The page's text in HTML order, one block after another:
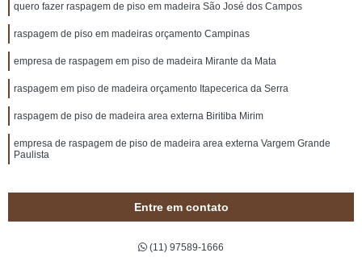
quero fazer raspagem de piso em madeira São José dos Campos
raspagem de piso em madeiras orçamento Campinas
empresa de raspagem em piso de madeira Mirante da Mata
raspagem em piso de madeira orçamento Itapecerica da Serra
raspagem de piso de madeira area externa Biritiba Mirim
empresa de raspagem de piso de madeira area externa Vargem Grande
Paulista
Entre em contato
(11) 97589-1666